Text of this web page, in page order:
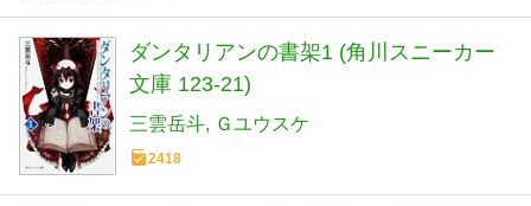
ダンタリアンの書架1 (角川スニーカー
文庫 123-21)
三雲岳斗 Ｇユウスケ
2418